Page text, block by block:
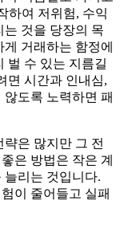
하여 저위험, 수익
것을 당장의 목
거래하는 함정에
벌 수 있는 지름길
면 시간과 인내심,
도록 노력하면 패
은 많지만 그 전
은 방법은 작은 계
늘리는 것입니다.
이 줄어들고 실패